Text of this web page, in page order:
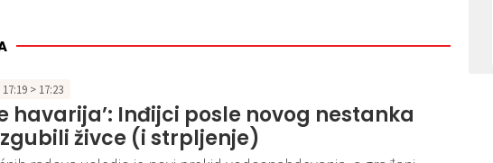
> 17:23
havarija’: Inđijci posle novog nestanka
živce (i strpljenje)